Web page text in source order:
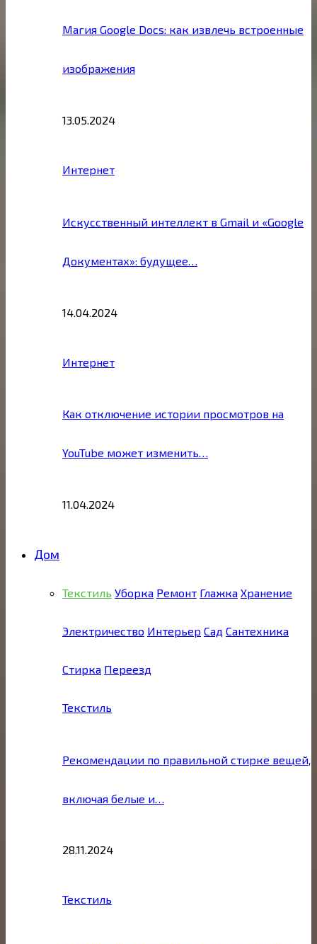
Магия Google Docs: как извлечь встроенные
изображения
13.05.2024
Интернет
Искусственный интеллект в Gmail и «Google
Документах»: будущее…
14.04.2024
Интернет
Как отключение истории просмотров на
YouTube может изменить…
11.04.2024
Дом
Текстиль Уборка Ремонт Глажка Хранение
Электричество Интерьер Сад Сантехника
Стирка Переезд
Текстиль
Рекомендации по правильной стирке вещей,
включая белые и…
28.11.2024
Текстиль